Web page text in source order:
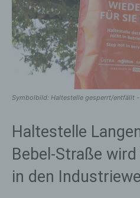
Symbolbild: Haltestelle gesperrt/entfällt
Haltestelle
Bebel-Straße
in den